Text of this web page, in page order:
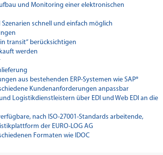
und Monitoring einer elektronischen
schnell und einfach möglich
transit“ berücksichtigen
werden
aus bestehenden ERP-Systemen wie SAP®
Kundenanforderungen anpassbar
Logistikdienstleistern über EDI und Web EDI an die
nach ISO-27001-Standards arbeitende,
der EURO-LOG AG
Formaten wie IDOC